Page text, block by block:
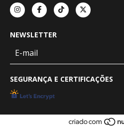
NEWSLETTER
SEGURANÇA E CERTIFICAÇÕES